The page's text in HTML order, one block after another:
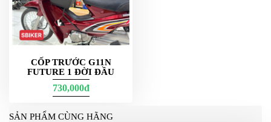
CỐP TRƯỚC G11N
FUTURE 1 ĐỜI ĐẦU
730,000đ
SẢN PHẨM CÙNG HÃNG